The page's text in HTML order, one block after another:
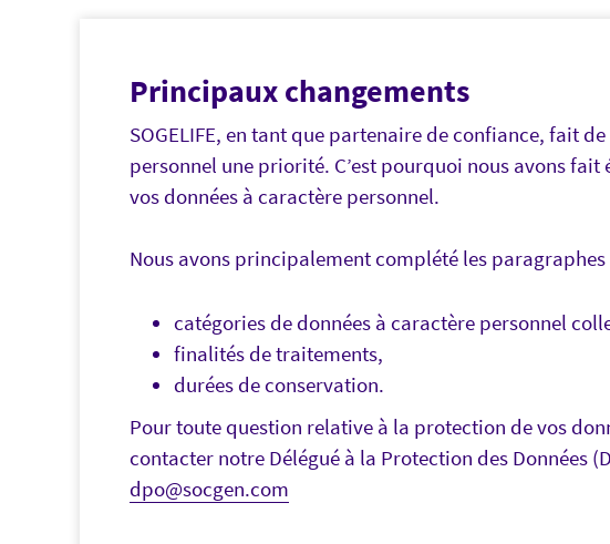
Principaux changements
SOGELIFE, en tant que partenaire de confiance, fait
personnel une priorité. C’est pourquoi nous avons
vos données à caractère personnel.
Nous avons principalement complété les
catégories de données à caractère personnel
finalités de traitements,
durées de conservation.
Pour toute question relative à la protection de vos
contacter notre Délégué à la Protection des Données
dpo@socgen.com